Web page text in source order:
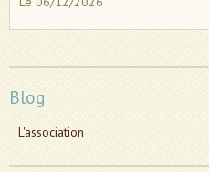
Blog
L'association